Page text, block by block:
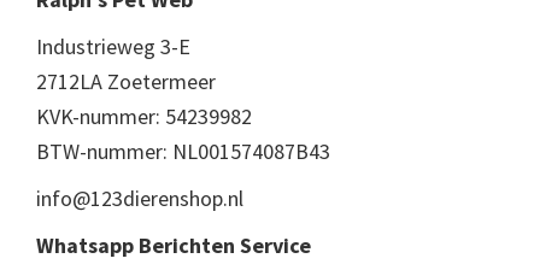
Industrieweg 3-E
2712LA Zoetermeer
KVK-nummer: 54239982
BTW-nummer: NL001574087B43
info@123dierenshop.nl
Whatsapp Berichten Service